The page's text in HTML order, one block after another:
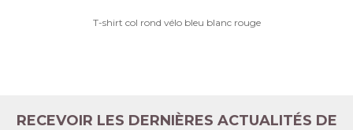
T-shirt col rond vélo bleu blanc rouge
RECEVOIR LES DERNIÈRES ACTUALITÉS DE